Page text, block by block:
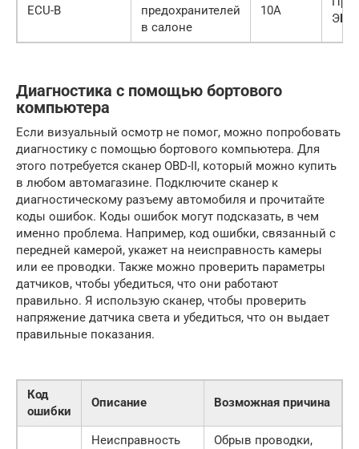
ECU-B
предохранителей
в салоне
10A
ЭБУ
Диагностика с помощью бортового
компьютера
Если визуальный осмотр не помог, можно попробовать
диагностику с помощью бортового компьютера. Для
этого потребуется сканер OBD-II, который можно купить
в любом автомагазине. Подключите сканер к
диагностическому разъему автомобиля и прочитайте
коды ошибок. Коды ошибок могут подсказать, в чем
именно проблема. Например, код ошибки, связанный с
передней камерой, укажет на неисправность камеры
или ее проводки. Также можно проверить параметры
датчиков, чтобы убедиться, что они работают
правильно. Я использую сканер, чтобы проверить
напряжение датчика света и убедиться, что он выдает
правильные показания.
Код
ошибки
Описание Возможная причина
Неисправность
Обрыв проводки,